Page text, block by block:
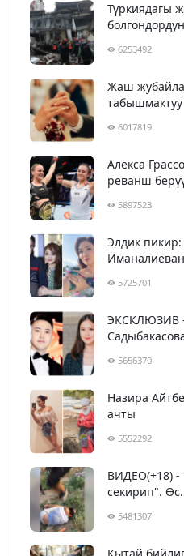
Түркиядагы
6253492
Жаш
табышмактуу
6017819
Алекса
реванш
5897523
Элдик
5725701
ЭКСКЛЮЗИВ
5656370
Назира
ачты
5552292
ВИДЕО(+18)
секирип".
5481307